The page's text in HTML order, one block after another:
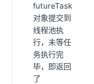
futureTask
对象提交到
线程池执
行，未等任
务执行完
毕，即返回
了